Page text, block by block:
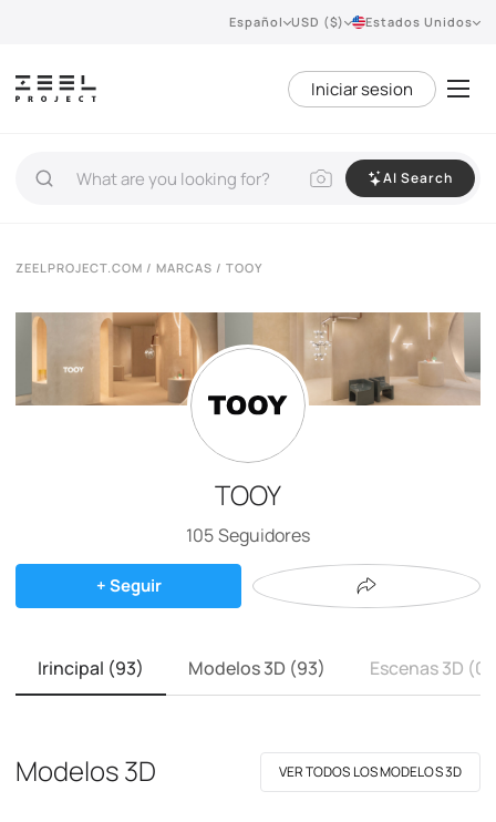
Español USD ($) Estados Unidos
Iniciar sesion
AI Search
ZEELPROJECT.COM / MARCAS / TOOY
TOOY
105Seguidores
+ Seguir
Irincipal (93) Modelos 3D (93) Escenas 3D (0)
Modelos 3D VER TODOS LOS MODELOS 3D